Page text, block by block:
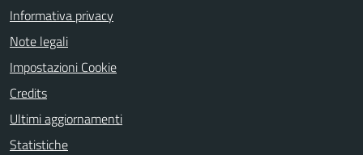
Informativa privacy
Note legali
Impostazioni Cookie
Credits
Ultimi aggiornamenti
Statistiche